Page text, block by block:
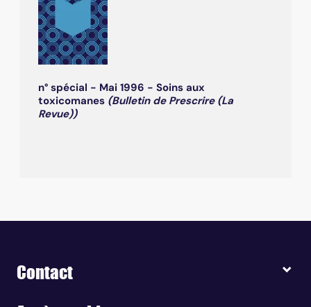
n° spécial - Mai 1996 - Soins aux
toxicomanes (Bulletin de Prescrire (La
Revue))
Contact